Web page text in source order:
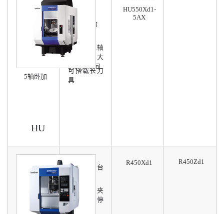
5轴卧加
HU
可选5联动
Speedio五轴
系列中最大
的装夹空间
可搭载长刀
具
HU550Xd1-
5AX
交换工作台
少于2.7秒
减少因装夹
时间导致停
产
R450Xd1 R450Zd1